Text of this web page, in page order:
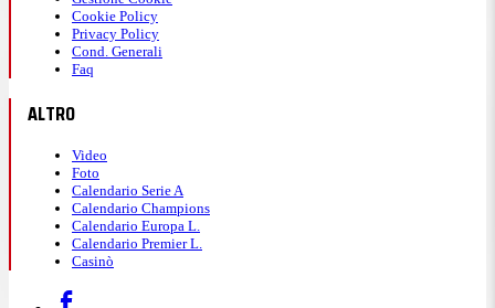
Cookie Policy
Privacy Policy
Cond. Generali
Faq
ALTRO
Video
Foto
Calendario Serie A
Calendario Champions
Calendario Europa L.
Calendario Premier L.
Casinò